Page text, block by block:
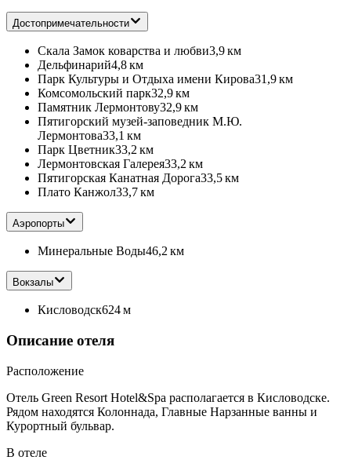
Достопримечательности
Скала Замок коварства и любви3,9 км
Дельфинарий4,8 км
Парк Культуры и Отдыха имени Кирова31,9 км
Комсомольский парк32,9 км
Памятник Лермонтову32,9 км
Пятигорский музей-заповедник М.Ю.
Лермонтова33,1 км
Парк Цветник33,2 км
Лермонтовская Галерея33,2 км
Пятигорская Канатная Дорога33,5 км
Плато Канжол33,7 км
Аэропорты
Минеральные Воды46,2 км
Вокзалы
Кисловодск624 м
Описание отеля
Расположение
Отель Green Resort Hotel&Spa располагается в Кисловодске.
Рядом находятся Колоннада, Главные Нарзанные ванны и
Курортный бульвар.
В отеле